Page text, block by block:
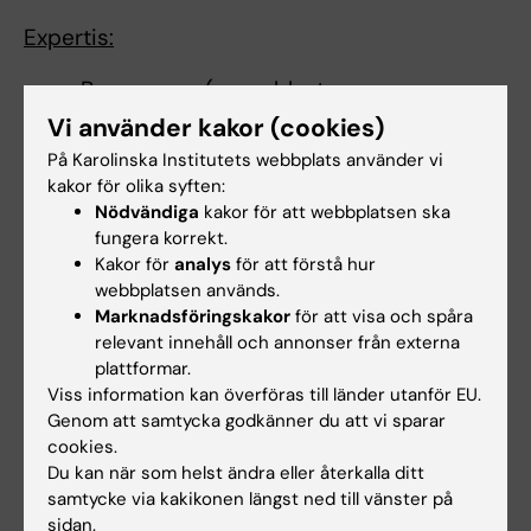
Expertis:
Barncancer (neuroblastom,
medulloblastom)
Vuxencancer (njurcancer,
prostatacancer)
Metastaser (benmärg, skelett)
Mikromiljö (stroma, immunceller)
Grundforskning, translationell forskning
Enkelcellanalys
Prekliniska modeller (organoider,
djurmodeller)
Länkar:
External link
Forskningsområden:
Vi använder kakor (cookies)
På Karolinska Institutets webbplats använder vi
kakor för olika syften:
Nödvändiga kakor för att webbplatsen ska
fungera korrekt.
Kakor för analys för att förstå hur
webbplatsen används.
Marknadsföringskakor för att visa och spåra
relevant innehåll och annonser från externa
plattformar.
Viss information kan överföras till länder utanför EU.
Genom att samtycka godkänner du att vi sparar
cookies.
Du kan när som helst ändra eller återkalla ditt
samtycke via kakikonen längst ned till vänster på
sidan.